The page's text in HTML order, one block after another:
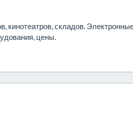
кинотеатров, складов.
цены.